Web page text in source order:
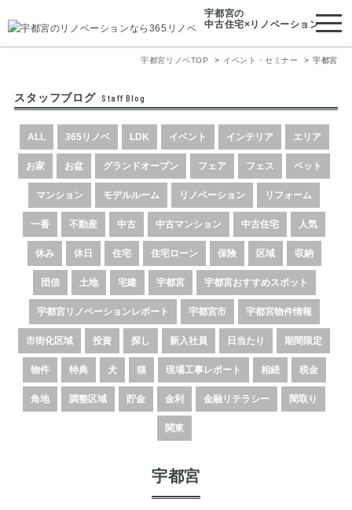
宇都宮の
中古住宅×リノベーション
宇都宮リノベTOP イベント・セミナー 宇都宮
スタッフブログ Staff Blog
ALL 365リノベ LDK イベント インテリア エリア
お家 お盆 グランドオープン フェア フェス ペット
マンション モデルルーム リノベーション リフォーム
一番 不動産 中古 中古マンション 中古住宅 人気
休み 休日 住宅 住宅ローン 保険 区域 収納
団信 土地 宅建 宇都宮 宇都宮おすすめスポット
宇都宮リノベーションレポート 宇都宮市 宇都宮物件情報
市街化区域 投資 探し 新入社員 日当たり 期間限定
物件 特典 犬 猫 現場工事レポート 相続 税金
角地 調整区域 貯金 金利 金融リテラシー 間取り
関東
宇都宮